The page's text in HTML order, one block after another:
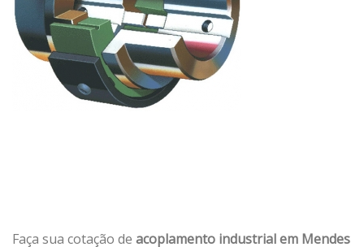
Faça sua cotação de acoplamento industrial em Mendes